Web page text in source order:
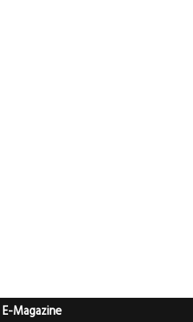
E-Magazine